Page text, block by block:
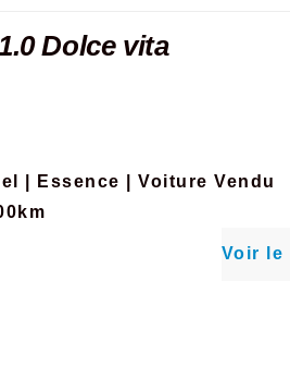
Dolce vita
Essence
Voiture Vendu
Voir le